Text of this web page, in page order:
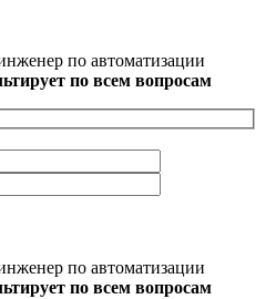
по автоматизации
по всем вопросам
по автоматизации
по всем вопросам